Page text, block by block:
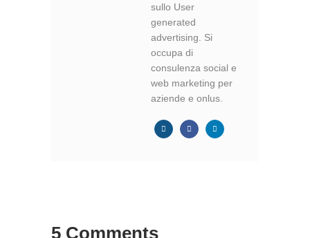
sullo User
generated
advertising. Si
occupa di
consulenza social e
web marketing per
aziende e onlus.
5 Comments